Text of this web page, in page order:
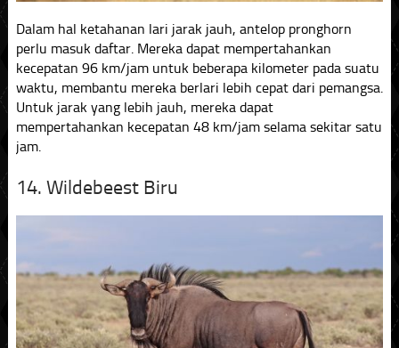
Dalam hal ketahanan lari jarak jauh, antelop pronghorn
perlu masuk daftar. Mereka dapat mempertahankan
kecepatan 96 km/jam untuk beberapa kilometer pada suatu
waktu, membantu mereka berlari lebih cepat dari pemangsa.
Untuk jarak yang lebih jauh, mereka dapat
mempertahankan kecepatan 48 km/jam selama sekitar satu
jam.
14. Wildebeest Biru